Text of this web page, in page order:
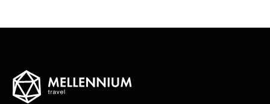
Политикой обработки персональных данных
Подписаться